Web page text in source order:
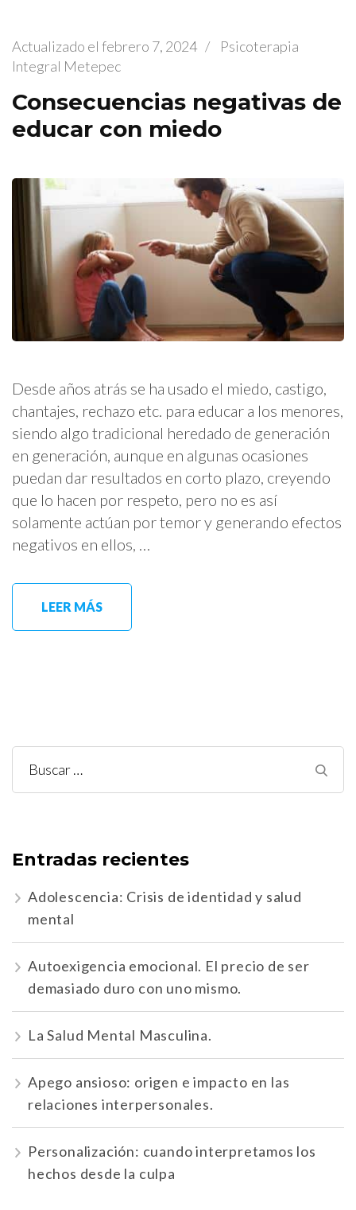
Actualizado el febrero 7, 2024 /
Psicoterapia
Integral Metepec
Consecuencias negativas de
educar con miedo
Desde años atrás se ha usado el miedo, castigo,
chantajes, rechazo etc. para educar a los menores,
siendo algo tradicional heredado de generación
en generación, aunque en algunas ocasiones
puedan dar resultados en corto plazo, creyendo
que lo hacen por respeto, pero no es así
solamente actúan por temor y generando efectos
negativos en ellos, …
LEER MÁS
Buscar:
Entradas recientes
Adolescencia: Crisis de identidad y salud
mental
Autoexigencia emocional. El precio de ser
demasiado duro con uno mismo.
La Salud Mental Masculina.
Apego ansioso: origen e impacto en las
relaciones interpersonales.
Personalización: cuando interpretamos los
hechos desde la culpa